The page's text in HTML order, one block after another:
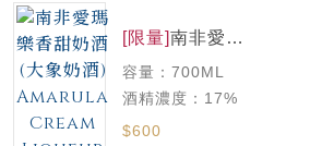
[限量]南非愛瑪
象奶酒)
Amarula
Liqueur
容量：700ML
酒精濃度：17%
$600